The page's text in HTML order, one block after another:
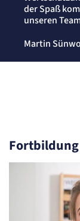
der Spaß
unseren
Martin